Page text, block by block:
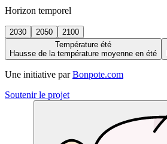
Horizon temporel
2030 2050
2100
Température été
Hausse de la température moyenne en été
Une initiative par Bonpote.com
Soutenir le projet